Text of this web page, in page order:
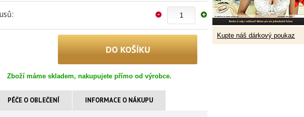
Kupte náš dárkový poukaz
Zboží máme skladem, nakupujete přímo od výrobce.
PÉČE O OBLEČENÍ INFORMACE O NÁKUPU